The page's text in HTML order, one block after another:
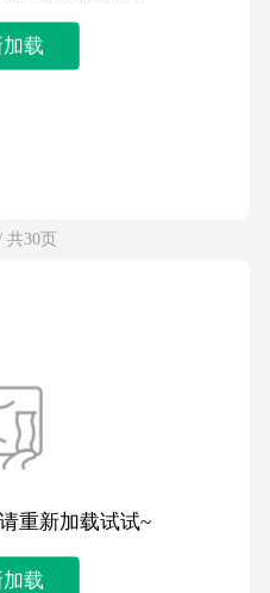
载
共30页
重新加载试试~
载